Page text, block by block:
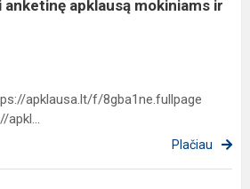
apklausą mokiniams ir
apklausa.lt/f/8gba1ne.fullpage
apkl...
Plačiau